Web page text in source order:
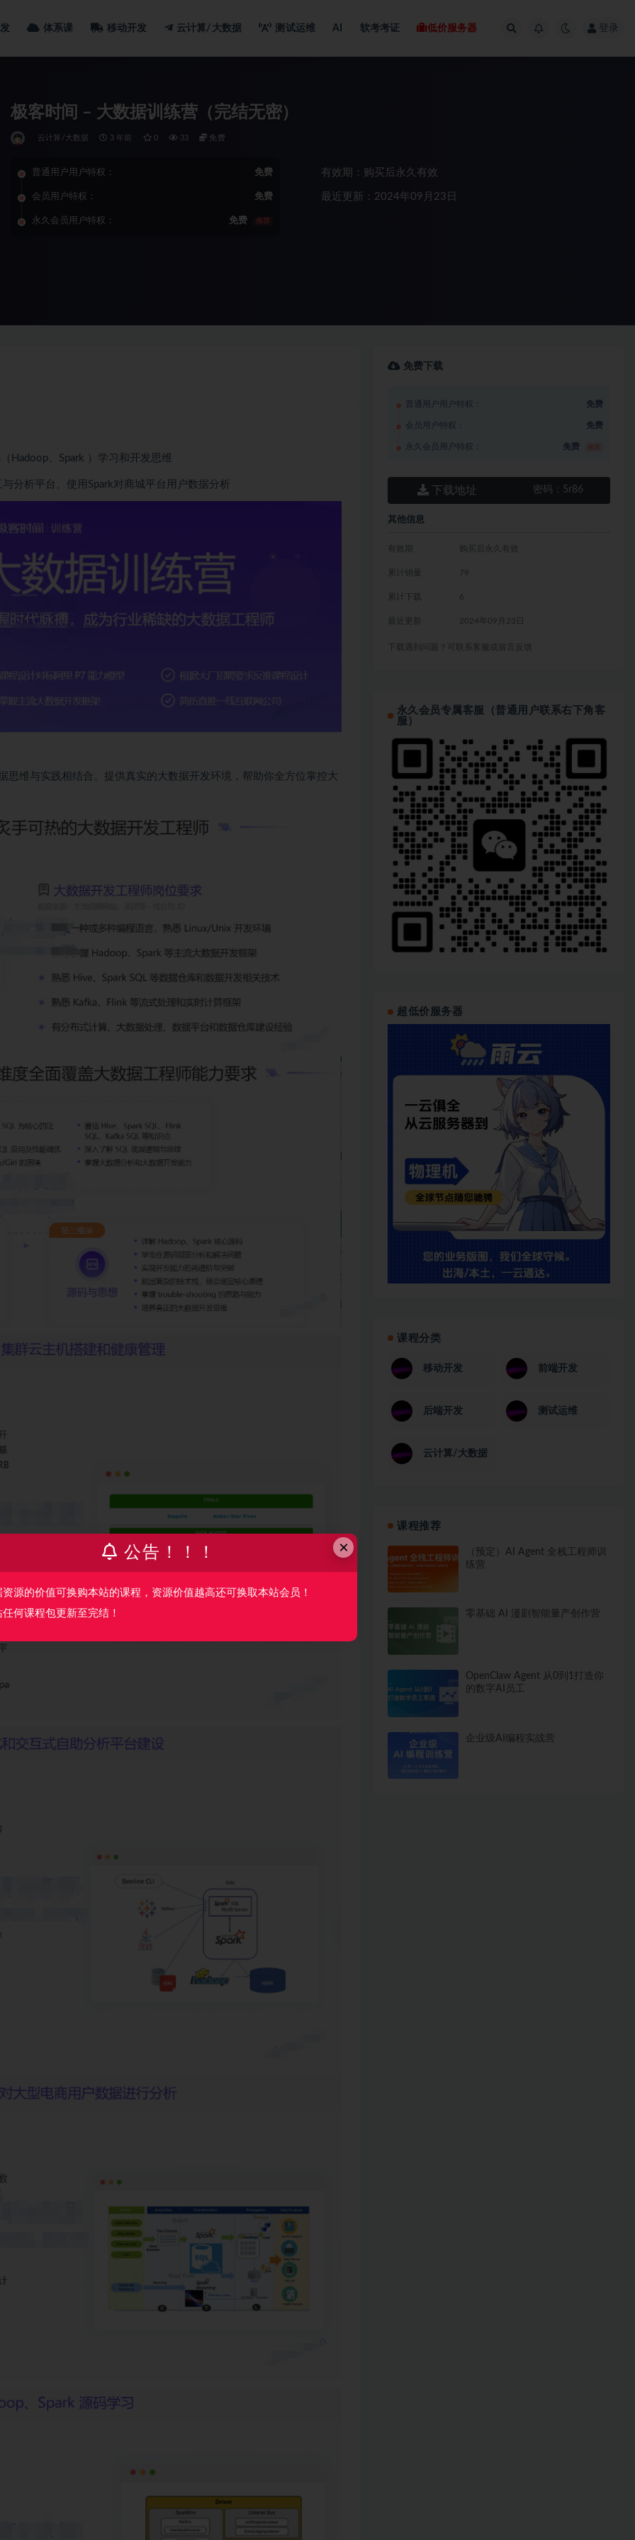
体系课 移动开发 云计算/大数据 测试运维 AI 软考考证 低价服务器 登录
极客时间 – 大数据训练营（完结无密）
云计算/大数据 3 年前 0 33 免费
普通用户用户特权： 免费
会员用户特权： 免费
永久会员用户特权： 免费 推荐
有效期：购买后永久有效
最近更新：2024年09月23日
Hadoop、Spark ）学习和开发思维
分析平台、使用Spark对商城平台用户数据分析
维与实践相结合。提供真实的大数据开发环境，帮助你全方位掌控大
免费下载
普通用户用户特权： 免费
会员用户特权： 免费
永久会员用户特权： 免费
下载地址 密码： 5r86
其他信息
有效期 购买后永久有效
累计销量 79
累计下载 6
最近更新 2024年09月23日
下载遇到问题？可联系客服或留言反馈
永久会员专属客服（普通用户联系右下角客
服）
超低价服务器
课程分类
移动开发 前端开发
后端开发 测试运维
云计算/大数据
课程推荐
（预定）AI Agent 全栈工程师训
练营
零基础 AI 漫剧智能量产创作营
OpenClaw Agent 从0到1打造你
的数字AI员工
企业级AI编程实战营
×
公告！！！
资源的价值可换购本站的课程，资源价值越高还可换取本站会员！
任何课程包更新至完结！